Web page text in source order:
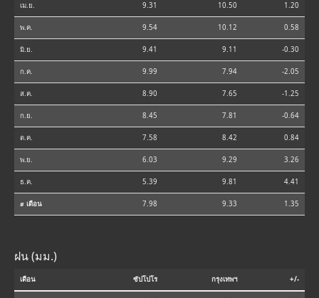
เม.ย. 9.31 10.50 1.20
พ.ค. 9.54 10.12 0.58
มิ.ย. 9.41 9.11 -0.30
ก.ค. 9.99 7.94 -2.05
ส.ค. 8.90 7.65 -1.25
ก.ย. 8.45 7.81 -0.64
ต.ค. 7.58 8.42 0.84
พ.ย. 6.03 9.29 3.26
ธ.ค. 5.39 9.81 4.41
⌀ เดือน 7.98 9.33 1.35
ฝน (มม.)
เดือน ซัปโปโร กรุงเทพฯ +/-